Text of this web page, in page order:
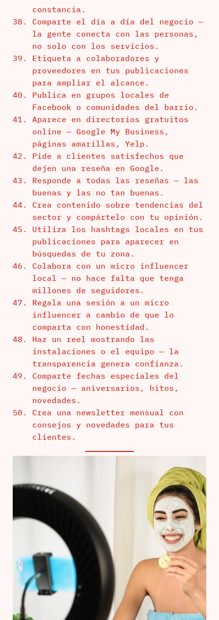
constancia.
Comparte el día a día del negocio —
la gente conecta con las personas,
no solo con los servicios.
Etiqueta a colaboradores y
proveedores en tus publicaciones
para ampliar el alcance.
Publica en grupos locales de
Facebook o comunidades del barrio.
Aparece en directorios gratuitos
online — Google My Business,
páginas amarillas, Yelp.
Pide a clientes satisfechos que
dejen una reseña en Google.
Responde a todas las reseñas — las
buenas y las no tan buenas.
Crea contenido sobre tendencias del
sector y compártelo con tu opinión.
Utiliza los hashtags locales en tus
publicaciones para aparecer en
búsquedas de tu zona.
Colabora con un micro influencer
local — no hace falta que tenga
millones de seguidores.
Regala una sesión a un micro
influencer a cambio de que lo
comparta con honestidad.
Haz un reel mostrando las
instalaciones o el equipo — la
transparencia genera confianza.
Comparte fechas especiales del
negocio — aniversarios, hitos,
novedades.
Crea una newsletter mensual con
consejos y novedades para tus
clientes.